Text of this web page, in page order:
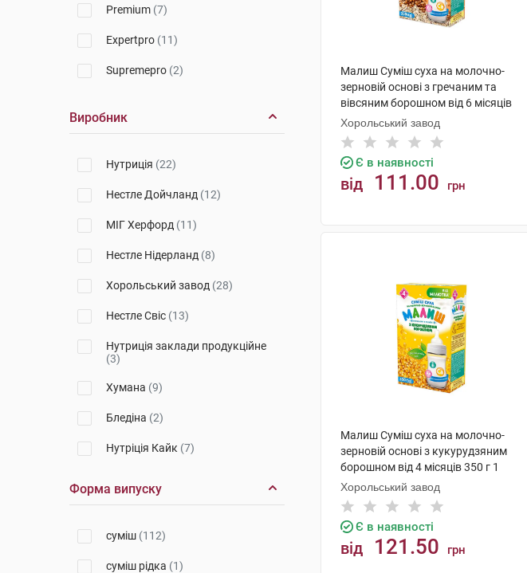
Premium (7)
Expertpro (11)
Supremepro (2)
Виробник
Нутриція (22)
Нестле Дойчланд (12)
МІГ Херфорд (11)
Нестле Нідерланд (8)
Хорольський завод (28)
Нестле Свіс (13)
Нутриція заклади продукційне
(3)
Хумана (9)
Бледіна (2)
Нутріція Кайк (7)
СШС Інтернаціонал(2)
Форма випуску
суміш (112)
суміш рідка (1)
Малиш Суміш суха на молочно-
зерновій основі з гречаним та
вівсяним борошном від 6 місяців
350 г 1 коробка
Хорольський завод
Є в наявності
від 111.00 грн
Малиш Суміш суха на молочно-
зерновій основі з кукурудзяним
борошном від 4 місяців 350 г 1
коробка
Хорольський завод
Є в наявності
від 121.50 грн